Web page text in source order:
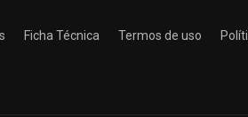
Ficha Técnica Termos de uso